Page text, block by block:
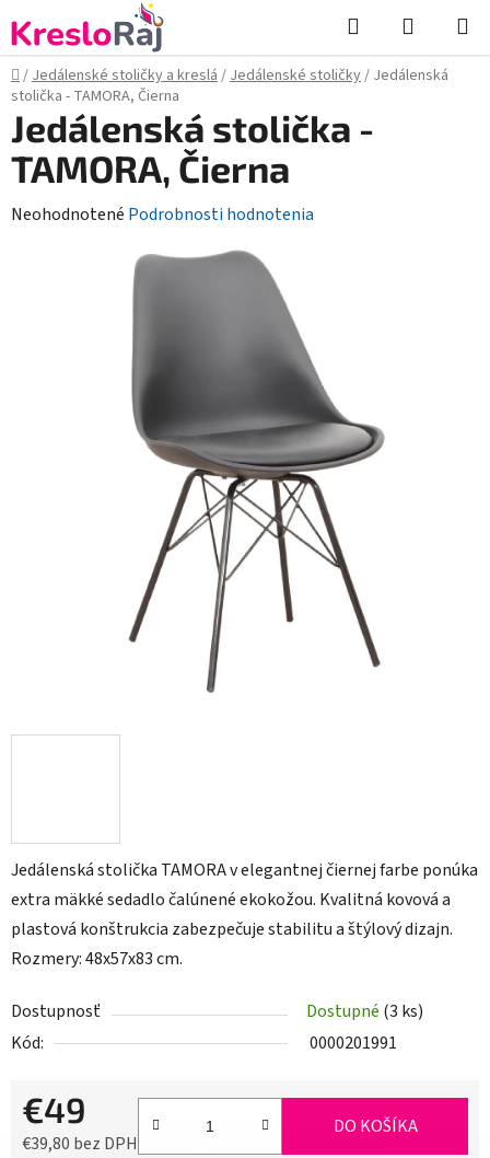
na
obsah
Hľadať
KOŠÍK
Domov
/Jedálenské stoličky a kreslá/Jedálenské stoličky/ Jedálenská
stolička - TAMORA, Čierna
Jedálenská stolička TAMORA v elegantnej čiernej farbe ponúka
extra mäkké sedadlo čalúnené ekokožou. Kvalitná kovová a
plastová konštrukcia zabezpečuje stabilitu a štýlový dizajn.
Rozmery: 48x57x83 cm.
Dostupnosť Dostupné (3 ks)
Kód:
0000201991
€49
€39,80 bez DPH
DO KOŠÍKA
Jedálenská stolička -
TAMORA, Čierna
Priemerné
Neohodnotené Podrobnosti hodnotenia